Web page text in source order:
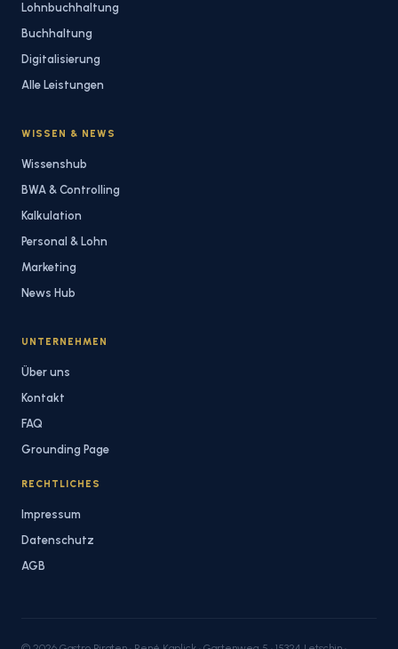
Lohnbuchhaltung
Buchhaltung
Digitalisierung
Alle Leistungen
WISSEN & NEWS
Wissenshub
BWA & Controlling
Kalkulation
Personal & Lohn
Marketing
News Hub
UNTERNEHMEN
Über uns
Kontakt
FAQ
Grounding Page
RECHTLICHES
Impressum
Datenschutz
AGB